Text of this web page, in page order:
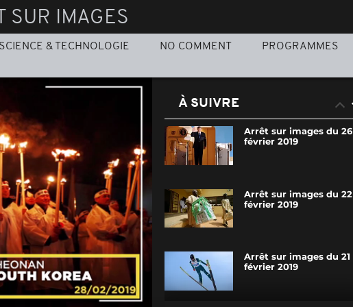
SUR IMAGES
SCIENCE & TECHNOLOGIE NO COMMENT PROGRAMMES
À SUIVRE
Arrêt sur images du 26
février 2019
Arrêt sur images du 22
février 2019
Arrêt sur images du 21
février 2019